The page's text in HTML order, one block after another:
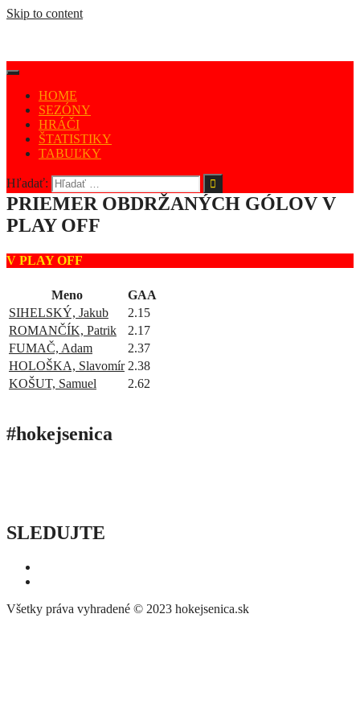
Skip to content
HOME
SEZÓNY
HRÁČI
ŠTATISTIKY
TABUĽKY
Hľadať:
PRIEMER OBDRŽANÝCH GÓLOV V
PLAY OFF
V PLAY OFF
Meno
GAA
SIHELSKÝ, Jakub
2.15
ROMANČÍK, Patrik
2.17
FUMAČ, Adam
2.37
HOLOŠKA, Slavomír 2.38
KOŠUT, Samuel
2.62
#hokejsenica
SLEDUJTE
Všetky práva vyhradené © 2023 hokejsenica.sk